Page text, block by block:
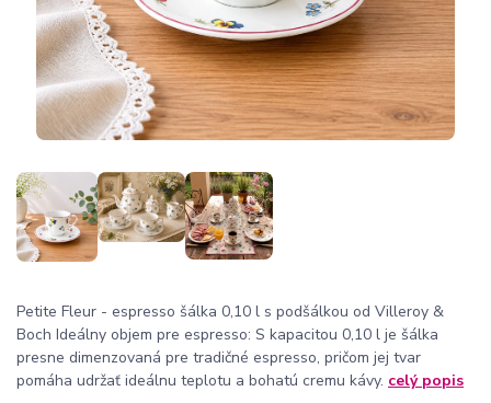
Petite Fleur - espresso šálka 0,10 l s podšálkou od Villeroy &
Boch Ideálny objem pre espresso: S kapacitou 0,10 l je šálka
presne dimenzovaná pre tradičné espresso, pričom jej tvar
pomáha udržať ideálnu teplotu a bohatú cremu kávy. celý popis